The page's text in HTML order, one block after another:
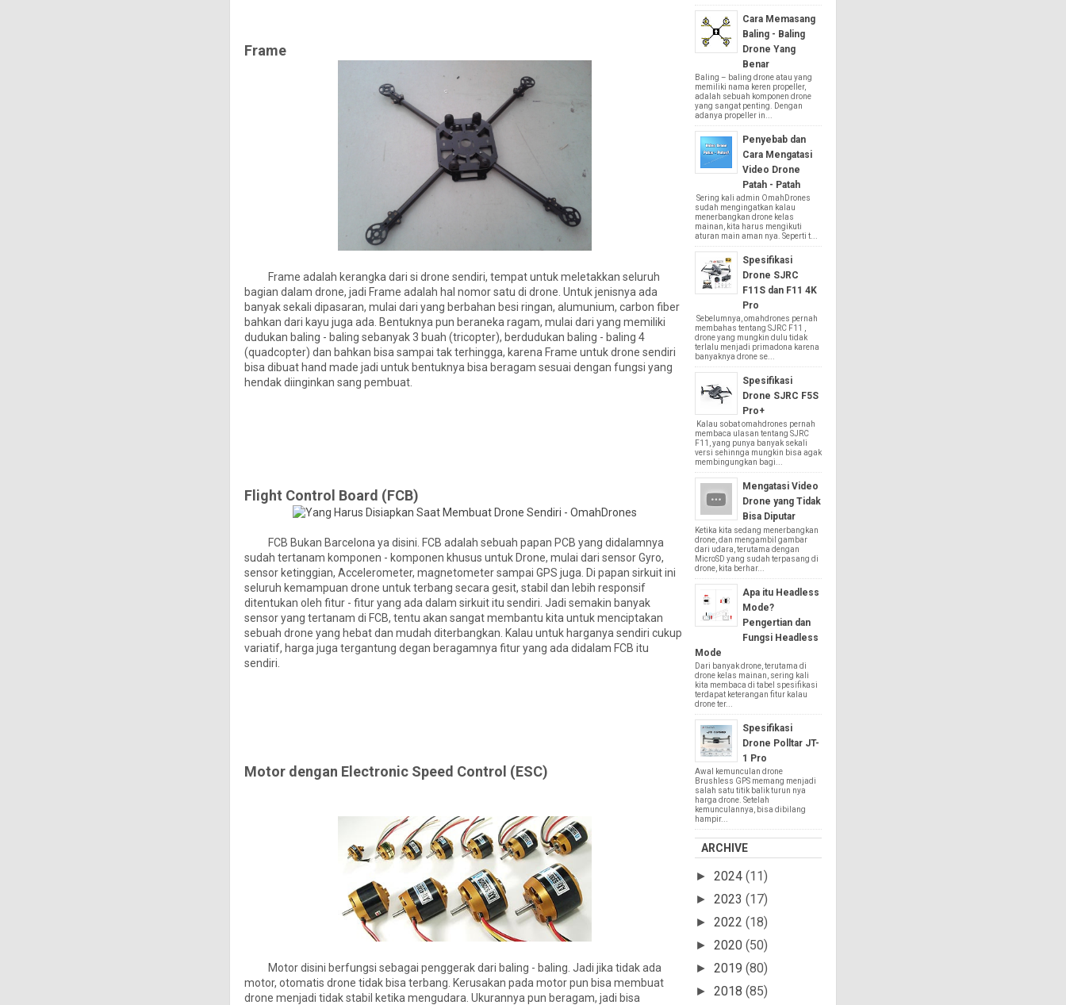
Frame
Frame adalah kerangka dari si drone sendiri, tempat untuk meletakkan seluruh
bagian dalam drone, jadi Frame adalah hal nomor satu di drone. Untuk jenisnya ada
banyak sekali dipasaran, mulai dari yang berbahan besi ringan, alumunium, carbon fiber
bahkan dari kayu juga ada. Bentuknya pun beraneka ragam, mulai dari yang memiliki
dudukan baling - baling sebanyak 3 buah (tricopter), berdudukan baling - baling 4
(quadcopter) dan bahkan bisa sampai tak terhingga, karena Frame untuk drone sendiri
bisa dibuat hand made jadi untuk bentuknya bisa beragam sesuai dengan fungsi yang
hendak diinginkan sang pembuat.
Flight Control Board (FCB)
FCB Bukan Barcelona ya disini. FCB adalah sebuah papan PCB yang didalamnya
sudah tertanam komponen - komponen khusus untuk Drone, mulai dari sensor Gyro,
sensor ketinggian, Accelerometer, magnetometer sampai GPS juga. Di papan sirkuit ini
seluruh kemampuan drone untuk terbang secara gesit, stabil dan lebih responsif
ditentukan oleh fitur - fitur yang ada dalam sirkuit itu sendiri. Jadi semakin banyak
sensor yang tertanam di FCB, tentu akan sangat membantu kita untuk menciptakan
sebuah drone yang hebat dan mudah diterbangkan. Kalau untuk harganya sendiri cukup
variatif, harga juga tergantung degan beragamnya fitur yang ada didalam FCB itu
sendiri.
Motor dengan Electronic Speed Control (ESC)
Motor disini berfungsi sebagai penggerak dari baling - baling. Jadi jika tidak ada
motor, otomatis drone tidak bisa terbang. Kerusakan pada motor pun bisa membuat
drone menjadi tidak stabil ketika mengudara. Ukurannya pun beragam, jadi bisa
Cara Memasang
Baling - Baling
Drone Yang
Benar
Baling – baling drone atau yang
memiliki nama keren propeller,
adalah sebuah komponen drone
yang sangat penting. Dengan
adanya propeller in...
Penyebab dan
Cara Mengatasi
Video Drone
Patah - Patah
Sering kali admin OmahDrones
sudah mengingatkan kalau
menerbangkan drone kelas
mainan, kita harus mengikuti
aturan main aman nya. Seperti t...
Spesifikasi
Drone SJRC
F11S dan F11 4K
Pro
Sebelumnya, omahdrones pernah
membahas tentang SJRC F11 ,
drone yang mungkin dulu tidak
terlalu menjadi primadona karena
banyaknya drone se...
Spesifikasi
Drone SJRC F5S
Pro+
Kalau sobat omahdrones pernah
membaca ulasan tentang SJRC
F11, yang punya banyak sekali
versi sehinnga mungkin bisa agak
membingungkan bagi...
Mengatasi Video
Drone yang Tidak
Bisa Diputar
Ketika kita sedang menerbangkan
drone, dan mengambil gambar
dari udara, terutama dengan
MicroSD yang sudah terpasang di
drone, kita berhar...
Apa itu Headless
Mode?
Pengertian dan
Fungsi Headless
Mode
Dari banyak drone, terutama di
drone kelas mainan, sering kali
kita membaca di tabel spesifikasi
terdapat keterangan fitur kalau
drone ter...
Spesifikasi
Drone Polltar JT-
1 Pro
Awal kemunculan drone
Brushless GPS memang menjadi
salah satu titik balik turun nya
harga drone. Setelah
kemunculannya, bisa dibilang
hampir...
ARCHIVE
► 2024 (11)
► 2023 (17)
► 2022 (18)
► 2020 (50)
► 2019 (80)
► 2018 (85)